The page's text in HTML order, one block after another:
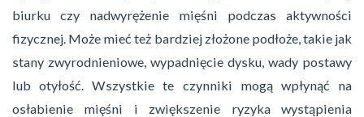
biurku czy nadwyrężenie mięśni podczas aktywności
fizycznej. Może mieć też bardziej złożone podłoże, takie jak
stany zwyrodnieniowe, wypadnięcie dysku, wady postawy
lub otyłość. Wszystkie te czynniki mogą wpłynąć na
osłabienie mięśni i zwiększenie ryzyka wystąpienia